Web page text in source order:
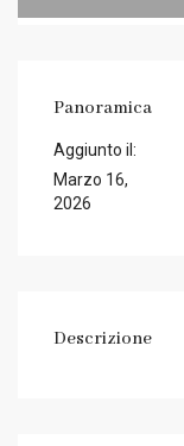
Panoramica
Aggiunto il:
Marzo 16,
2026
Descrizione